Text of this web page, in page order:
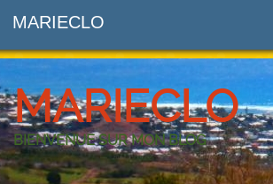
MARIECLO
MARIECLO
BIENVENUE SUR MON BLOG